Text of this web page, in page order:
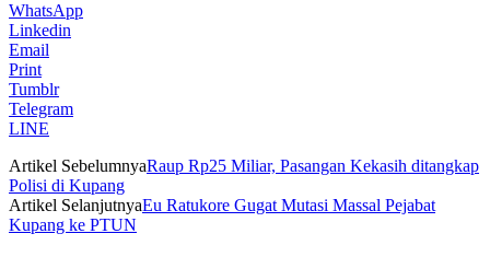
WhatsApp
Linkedin
Email
Print
Tumblr
Telegram
LINE
Artikel SebelumnyaRaup Rp25 Miliar, Pasangan Kekasih ditangkap
Polisi di Kupang
Artikel SelanjutnyaEu Ratukore Gugat Mutasi Massal Pejabat
Kupang ke PTUN